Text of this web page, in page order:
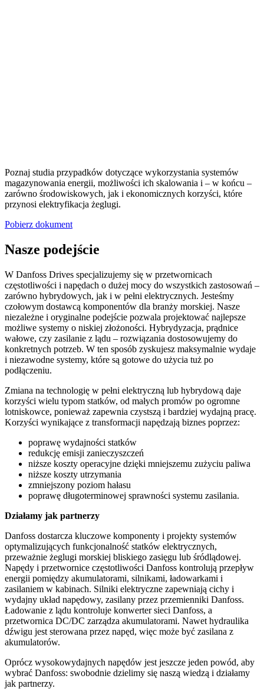
Poznaj studia przypadków dotyczące wykorzystania systemów
magazynowania energii, możliwości ich skalowania i – w końcu –
zarówno środowiskowych, jak i ekonomicznych korzyści, które
przynosi elektryfikacja żeglugi.
Pobierz dokument
Nasze podejście
W Danfoss Drives specjalizujemy się w przetwornicach
częstotliwości i napędach o dużej mocy do wszystkich zastosowań –
zarówno hybrydowych, jak i w pełni elektrycznych. Jesteśmy
czołowym dostawcą komponentów dla branży morskiej. Nasze
niezależne i oryginalne podejście pozwala projektować najlepsze
możliwe systemy o niskiej złożoności. Hybrydyzacja, prądnice
wałowe, czy zasilanie z lądu – rozwiązania dostosowujemy do
konkretnych potrzeb. W ten sposób zyskujesz maksymalnie wydaje
i niezawodne systemy, które są gotowe do użycia tuż po
podłączeniu.
Zmiana na technologię w pełni elektryczną lub hybrydową daje
korzyści wielu typom statków, od małych promów po ogromne
lotniskowce, ponieważ zapewnia czystszą i bardziej wydajną pracę.
Korzyści wynikające z transformacji napędzają biznes poprzez:
poprawę wydajności statków
redukcję emisji zanieczyszczeń
niższe koszty operacyjne dzięki mniejszemu zużyciu paliwa
niższe koszty utrzymania
zmniejszony poziom hałasu
poprawę długoterminowej sprawności systemu zasilania.
Działamy jak partnerzy
Danfoss dostarcza kluczowe komponenty i projekty systemów
optymalizujących funkcjonalność statków elektrycznych,
przeważnie żeglugi morskiej bliskiego zasięgu lub śródlądowej.
Napędy i przetwornice częstotliwości Danfoss kontrolują przepływ
energii pomiędzy akumulatorami, silnikami, ładowarkami i
zasilaniem w kabinach. Silniki elektryczne zapewniają cichy i
wydajny układ napędowy, zasilany przez przemienniki Danfoss.
Ładowanie z lądu kontroluje konwerter sieci Danfoss, a
przetwornica DC/DC zarządza akumulatorami. Nawet hydraulika
dźwigu jest sterowana przez napęd, więc może być zasilana z
akumulatorów.
Oprócz wysokowydajnych napędów jest jeszcze jeden powód, aby
wybrać Danfoss: swobodnie dzielimy się naszą wiedzą i działamy
jak partnerzy.